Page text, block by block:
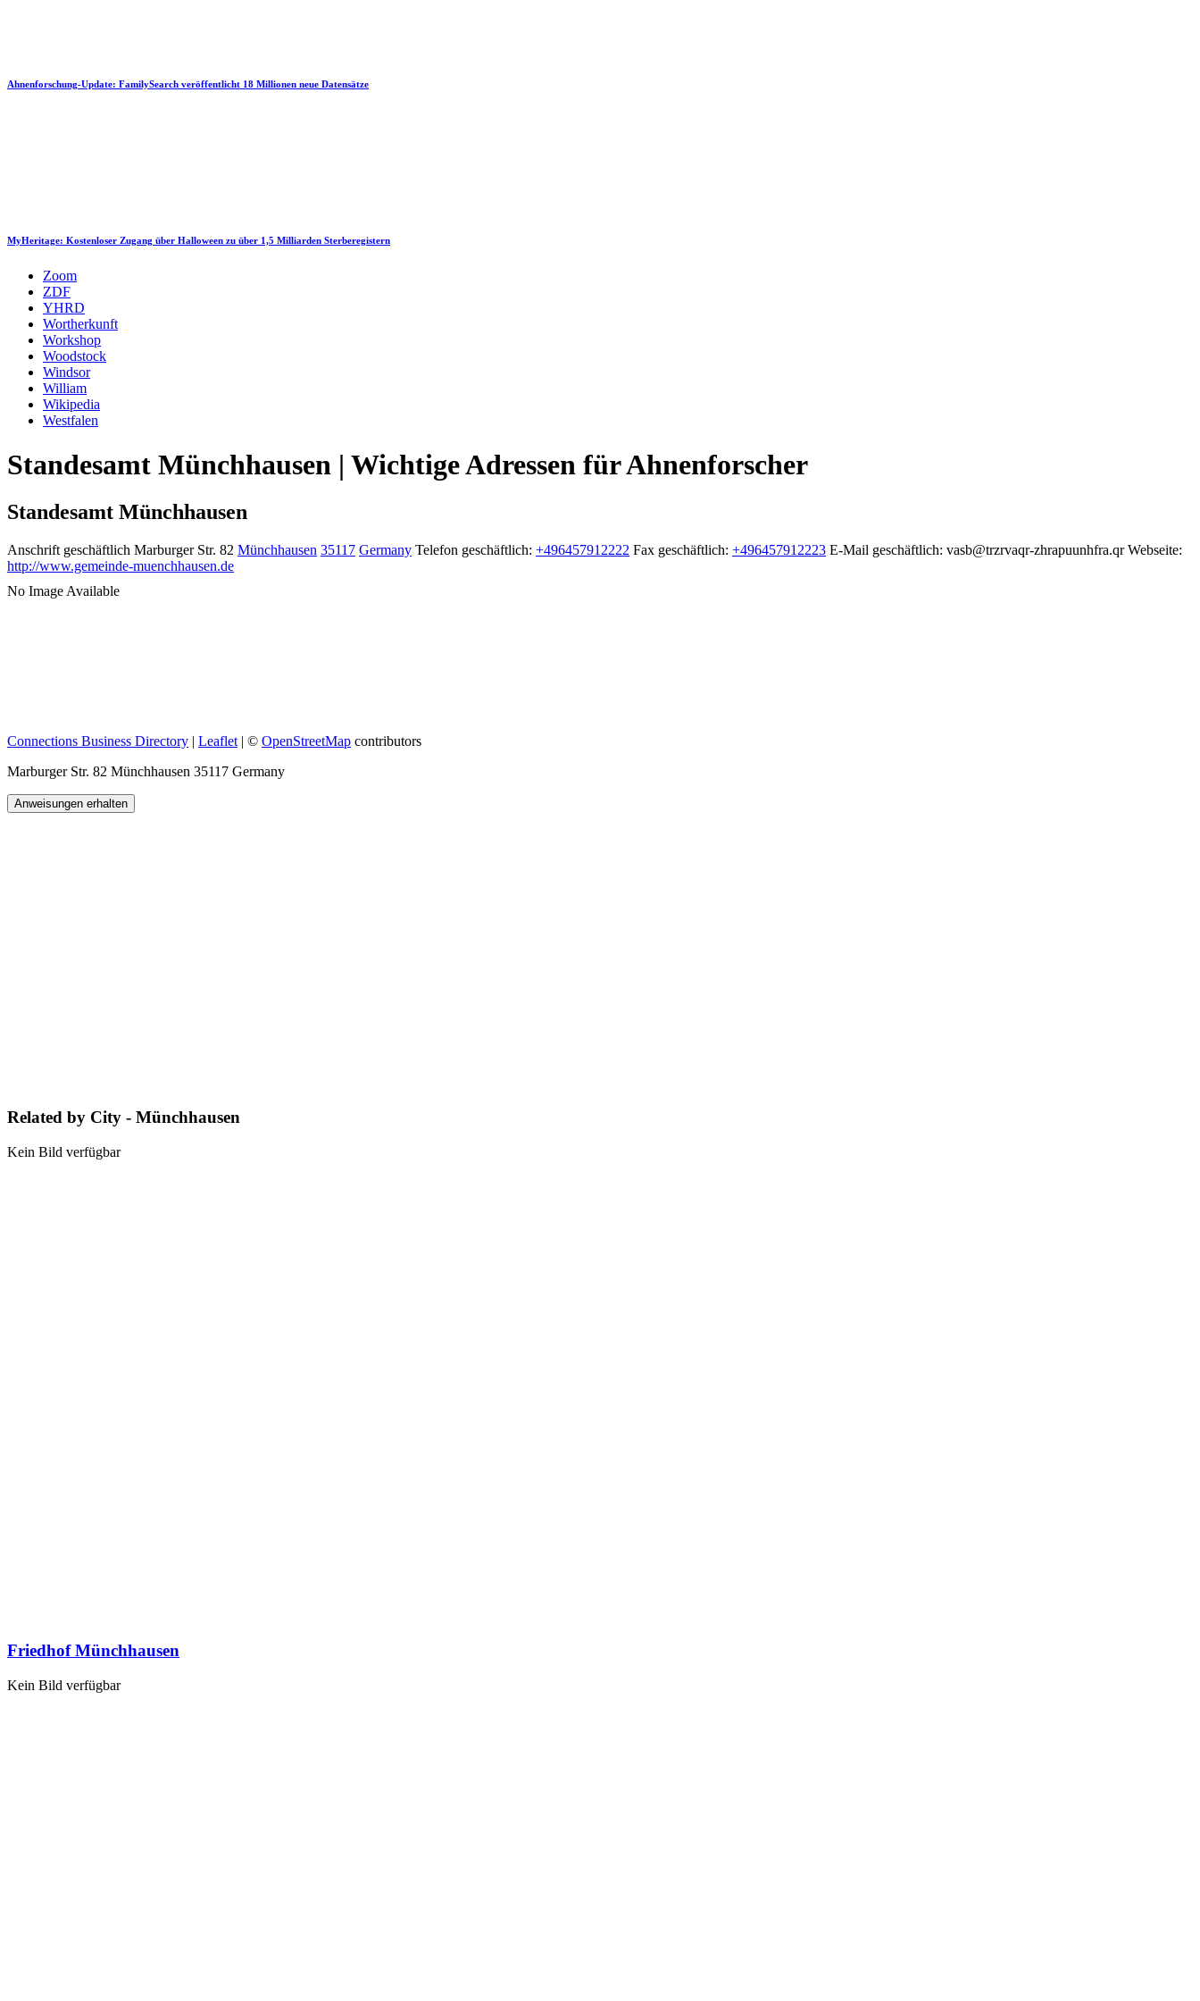
Ahnenforschung-Update: FamilySearch veröffentlicht 18 Millionen neue Datensätze
MyHeritage: Kostenloser Zugang über Halloween zu über 1,5 Milliarden Sterberegistern
Zoom
ZDF
YHRD
Wortherkunft
Workshop
Woodstock
Windsor
William
Wikipedia
Westfalen
Standesamt Münchhausen | Wichtige Adressen für Ahnenforscher
Standesamt Münchhausen
Anschrift geschäftlich Marburger Str. 82 Münchhausen 35117 Germany Telefon geschäftlich: +496457912222 Fax geschäftlich: +496457912223 E-Mail geschäftlich: vasb@trzrvaqr-zhrapuunhfra.qr Webseite:
http://www.gemeinde-muenchhausen.de
No Image Available
Connections Business Directory | Leaflet | © OpenStreetMap contributors
Marburger Str. 82 Münchhausen 35117 Germany
Anweisungen erhalten
Related by City - Münchhausen
Kein Bild verfügbar
Friedhof Münchhausen
Kein Bild verfügbar